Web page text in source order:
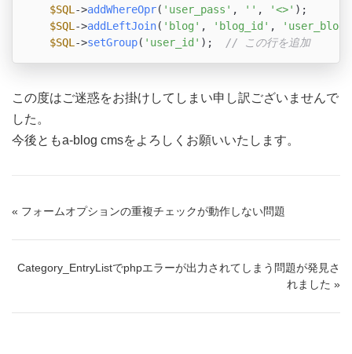
$SQL ->addWhereOpr( 'user_pass' , '' , '<>' );
$SQL ->addLeftJoin( 'blog' , 'blog_id' ,
$SQL ->setGroup( 'user_id' ); // この行を追加
この度はご迷惑をお掛けしてしまい申し訳ございませんで
した。
今後ともa-blog cmsをよろしくお願いいたします。
« フォームオプションの重複チェックが動作しない問題
Category_EntryListでphpエラーが出力されてしまう問題が発見さ
れました »